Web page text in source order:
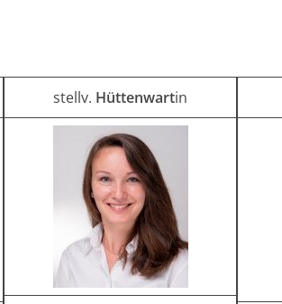
stellv. Hüttenwartin